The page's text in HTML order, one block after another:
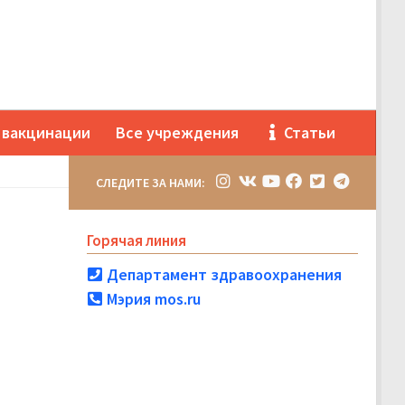
вакцинации Все учреждения Статьи
СЛЕДИТЕ ЗА НАМИ:
Горячая линия
Департамент здравоохранения
Мэрия mos.ru